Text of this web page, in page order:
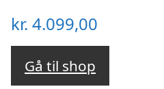
kr. 4.099,00
Gå til shop